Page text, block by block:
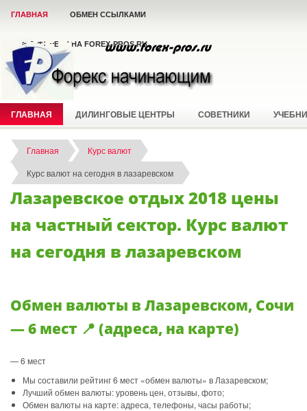
ГЛАВНАЯ ОБМЕН ССЫЛКАМИ
ВСЁ О ФОРЕКС НА FOREX-PROS.RU
ГЛАВНАЯ ДИЛИНГОВЫЕ ЦЕНТРЫ СОВЕТНИКИ
Главная
Курс валют
Курс валют на сегодня в лазаревском
Лазаревское отдых 2018 цены
на частный сектор. Курс валют
на сегодня в лазаревском
Обмен валюты в Лазаревском, Сочи
— 6 мест 📍 (адреса, на карте)
— 6 мест
Мы составили рейтинг 6 мест «обмен валюты» в Лазаревском;
Лучший обмен валюты: уровень цен, отзывы, фото;
Обмен валюты на карте: адреса, телефоны, часы работы;